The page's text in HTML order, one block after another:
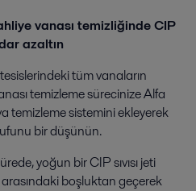
vanası temizliğinde CIP
azaltın
tüm vanaların
temizleme sürecinize Alfa
temizleme sistemini ekleyerek
bir düşünün.
yoğun bir CIP sıvısı jeti
boşluktan geçerek